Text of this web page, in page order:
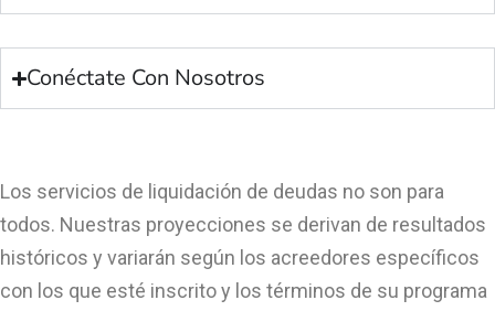
Conéctate Con Nosotros
Los servicios de liquidación de deudas no son para
todos. Nuestras proyecciones se derivan de resultados
históricos y variarán según los acreedores específicos
con los que esté inscrito y los términos de su programa